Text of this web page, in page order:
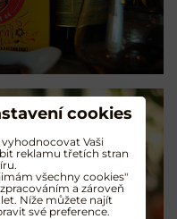
cookies
Vaši
reklamu třetích stran
všechny cookies"
a zároveň
Níže můžete najít
své preference.